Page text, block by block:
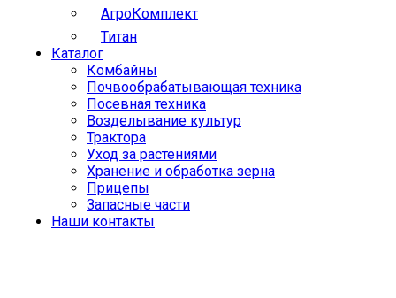
АгроКомплект
Титан
Каталог
Комбайны
Почвообрабатывающая техника
Посевная техника
Возделывание культур
Трактора
Уход за растениями
Хранение и обработка зерна
Прицепы
Запасные части
Наши контакты